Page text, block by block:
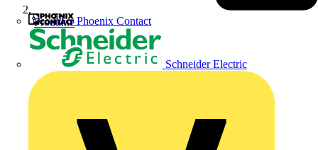
Phoenix Contact
Schneider Electric
Produkte